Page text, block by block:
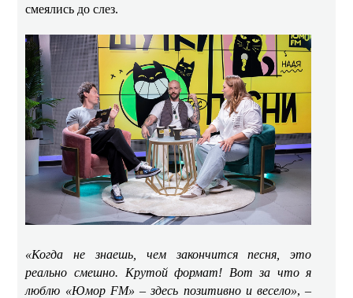
смеялись до слез.
«Когда не знаешь, чем закончится песня, это
реально смешно. Крутой формат! Вот за что я
люблю «Юмор FM»– здесь позитивно и весело», –